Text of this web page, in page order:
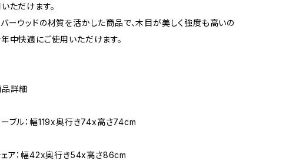
ただけます。
ーウッドの材質を活かした商品で、木目が美しく強度も高いの
中快適にご使用いただけます。
品詳細
ブル：幅119x奥行き74x高さ74cm
ェア：幅42x奥行き54x高さ86cm